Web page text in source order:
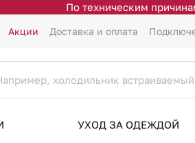
По техническим
Акции Доставка и оплата
УХОД ЗА ОДЕЖДОЙ